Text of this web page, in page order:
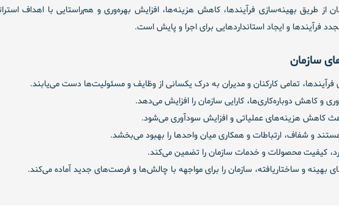
طریق بهینه‌سازی فرآیندها، کاهش هزینه‌ها، افزایش بهره‌وری و هم‌راستایی با اهداف
فرآیندها و ایجاد استانداردهایی برای اجرا و پایش است.
سازمان
فرآیندها، تمامی کارکنان و مدیران به درک یکسانی از وظایف و مسئولیت‌ها دست می‌یابند.
و کاهش دوباره‌کاری‌ها، کارایی سازمان را افزایش می‌دهد.
کاهش هزینه‌های عملیاتی و افزایش سودآوری می‌شود.
و شفاف، ارتباطات و همکاری میان واحدها را بهبود می‌بخشد.
کیفیت محصولات و خدمات سازمان را تضمین می‌کند.
بهینه و ساختاریافته، سازمان را برای مواجهه با چالش‌ها و فرصت‌های جدید آماده می‌کند.